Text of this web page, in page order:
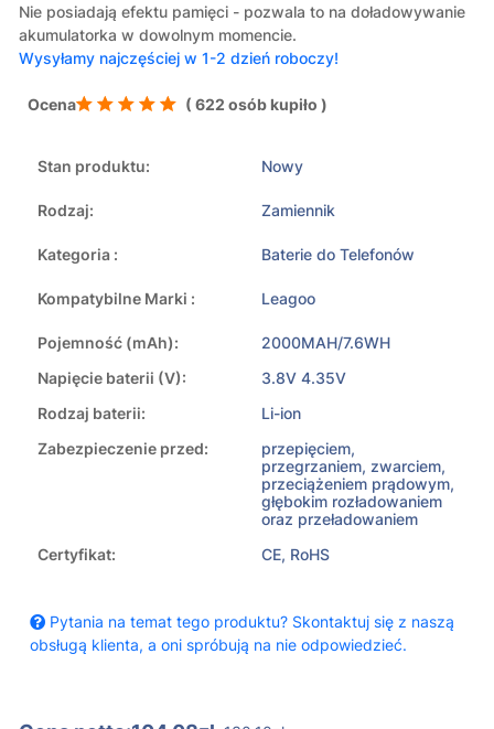
Nie posiadają efektu pamięci - pozwala to na doładowywanie
akumulatorka w dowolnym momencie.
Wysyłamy najczęściej w 1-2 dzień roboczy!
Ocena ( 622 osób kupiło )
Stan produktu: Nowy
Rodzaj: Zamiennik
Kategoria : Baterie do Telefonów
Kompatybilne Marki : Leagoo
Pojemność (mAh):
2000MAH/7.6WH
Napięcie baterii (V):
3.8V 4.35V
Rodzaj baterii:
Li-ion
Zabezpieczenie przed:
przepięciem,
przegrzaniem, zwarciem,
przeciążeniem prądowym,
głębokim rozładowaniem
oraz przeładowaniem
Certyfikat:
CE, RoHS
Pytania na temat tego produktu? Skontaktuj się z naszą
obsługą klienta, a oni spróbują na nie odpowiedzieć.